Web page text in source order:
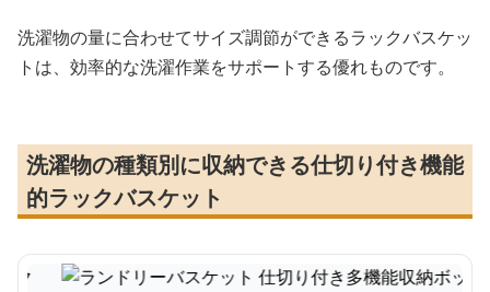
洗濯物の量に合わせてサイズ調節ができるラックバスケッ
トは、効率的な洗濯作業をサポートする優れものです。
洗濯物の種類別に収納できる仕切り付き機能
的ラックバスケット